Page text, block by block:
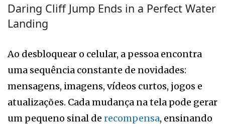
Daring Cliff Jump Ends in a Perfect Water
Landing
Ao desbloquear o celular, a pessoa encontra
uma sequência constante de novidades:
mensagens, imagens, vídeos curtos, jogos e
atualizações. Cada mudança na tela pode gerar
um pequeno sinal de recompensa, ensinando